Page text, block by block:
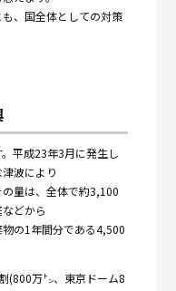
、国全体としての対策
平成23年3月に発生し
波により
量は、全体で約3,100
どから
の1年間分である4,500
(800万㌧、東京ドーム8